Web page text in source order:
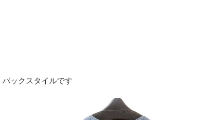
バックスタイルです